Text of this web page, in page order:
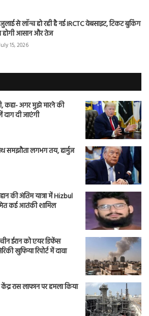
से लॉन्च हो रही है नई IRCTC वेबसाइट, टिकट बुकिंग
आसान और तेज
15, 2026
कहा- अगर मुझे मारने की
दी जाएंगी
समझौता लगभग तय, हार्मुज
की अंतिम यात्रा में Hizbul
कई आतंकी शामिल
ईरान को एयर डिफेंस
खुफिया रिपोर्ट में दावा
रास लाफान पर हमला किया